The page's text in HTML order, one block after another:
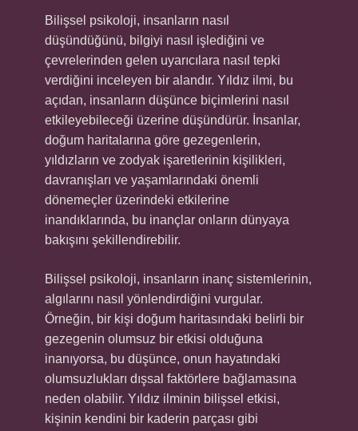
Bilişsel psikoloji, insanların nasıl
düşündüğünü, bilgiyi nasıl işlediğini ve
çevrelerinden gelen uyarıcılara nasıl tepki
verdiğini inceleyen bir alandır. Yıldız ilmi, bu
açıdan, insanların düşünce biçimlerini nasıl
etkileyebileceği üzerine düşündürür. İnsanlar,
doğum haritalarına göre gezegenlerin,
yıldızların ve zodyak işaretlerinin kişilikleri,
davranışları ve yaşamlarındaki önemli
dönemeçler üzerindeki etkilerine
inandıklarında, bu inançlar onların dünyaya
bakışını şekillendirebilir.
Bilişsel psikoloji, insanların inanç sistemlerinin,
algılarını nasıl yönlendirdiğini vurgular.
Örneğin, bir kişi doğum haritasındaki belirli bir
gezegenin olumsuz bir etkisi olduğuna
inanıyorsa, bu düşünce, onun hayatındaki
olumsuzlukları dışsal faktörlere bağlamasına
neden olabilir. Yıldız ilminin bilişsel etkisi,
kişinin kendini bir kaderin parçası gibi